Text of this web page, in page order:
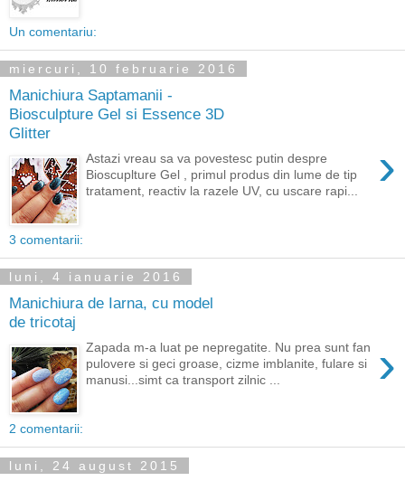
Un comentariu:
miercuri, 10 februarie 2016
Manichiura Saptamanii -
Biosculpture Gel si Essence 3D
Glitter
›
Astazi vreau sa va povestesc putin despre
Bioscuplture Gel , primul produs din lume de tip
tratament, reactiv la razele UV, cu uscare rapi...
3 comentarii:
luni, 4 ianuarie 2016
Manichiura de Iarna, cu model
de tricotaj
›
Zapada m-a luat pe nepregatite. Nu prea sunt fan
pulovere si geci groase, cizme imblanite, fulare si
manusi...simt ca transport zilnic ...
2 comentarii:
luni, 24 august 2015